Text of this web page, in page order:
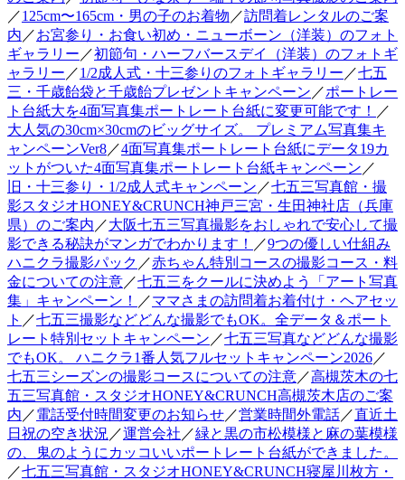
／125cm〜165cm・男の子のお着物 ／訪問着レンタルのご案
内 ／お宮参り・お食い初め・ニューボーン（洋装）のフォト
ギャラリー ／初節句・ハーフバースデイ（洋装）のフォトギ
ャラリー ／1/2成人式・十三参りのフォトギャラリー ／七五
三・千歳飴袋と千歳飴プレゼントキャンペーン ／ポートレー
ト台紙大を4面写真集ポートレート台紙に変更可能です！ ／
大人気の30cm×30cmのビッグサイズ。 プレミアム写真集キ
ャンペーンVer8／4面写真集ポートレート台紙にデータ19カ
ットがついた4面写真集ポートレート台紙キャンペーン ／
旧・十三参り・1/2成人式キャンペーン ／七五三写真館・撮
影スタジオHONEY&CRUNCH神戸三宮・生田神社店（兵庫
県）のご案内 ／大阪七五三写真撮影をおしゃれで安心して撮
影できる秘訣がマンガでわかります！ ／9つの優しい仕組み
ハニクラ撮影パック ／赤ちゃん特別コースの撮影コース・料
金についての注意／七五三をクールに決めよう「アート写真
集」キャンペーン！ ／ママさまの訪問着お着付け・ヘアセッ
ト ／七五三撮影などどんな撮影でもOK。全データ＆ポート
レート特別セットキャンペーン ／七五三写真などどんな撮影
でもOK。 ハニクラ1番人気フルセットキャンペーン2026／
七五三シーズンの撮影コースについての注意／高槻茨木の七
五三写真館・スタジオHONEY&CRUNCH高槻茨木店のご案
内 ／電話受付時間変更のお知らせ／営業時間外電話／直近土
日祝の空き状況 ／運営会社 ／緑と黒の市松模様と麻の葉模様
の、鬼のようにカッコいいポートレート台紙ができました。
／七五三写真館・スタジオHONEY&CRUNCH寝屋川枚方・